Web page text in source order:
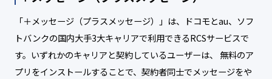
「＋メッセージ（プラスメッセージ）」は、ドコモとau、ソフ
トバンクの国内大手3大キャリアで利用できるRCSサービスで
す。いずれかのキャリアと契約しているユーザーは、 無料のア
プリをインストールすることで、契約者同士でメッセージをや